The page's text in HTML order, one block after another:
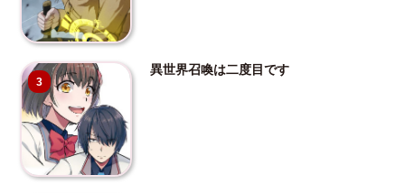
3
異世界召喚は二度目です